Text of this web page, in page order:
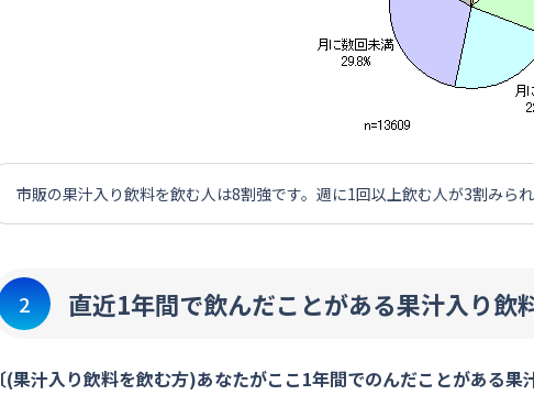
市販の果汁入り飲料を飲む人は8割強です。週に1回以上飲む人が3割みら
2 直近1年間で飲んだことがある果汁入り飲
〔(果汁入り飲料を飲む方)あなたがここ1年間でのんだことがある